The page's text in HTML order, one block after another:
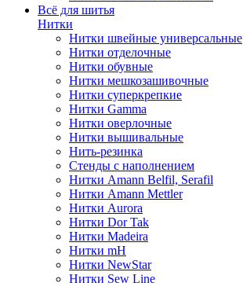
Всё для шитья
Нитки
Нитки швейные универсальные
Нитки отделочные
Нитки обувные
Нитки мешкозашивочные
Нитки суперкрепкие
Нитки Gamma
Нитки оверлочные
Нитки вышивальные
Нить-резинка
Стенды с наполнением
Нитки Amann Belfil, Serafil
Нитки Amann Mettler
Нитки Aurora
Нитки Dor Tak
Нитки Madeira
Нитки mH
Нитки NewStar
Нитки Sew Line